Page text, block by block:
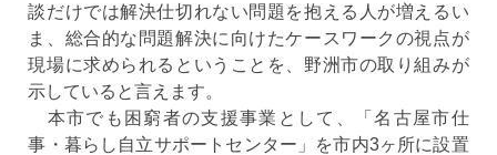
談だけでは解決仕切れない問題を抱える人が増えるい
ま、総合的な問題解決に向けたケースワークの視点が
現場に求められるということを、野洲市の取り組みが
示していると言えます。
本市でも困窮者の支援事業として、「名古屋市仕
事・暮らし自立サポートセンター」を市内3ヶ所に設置